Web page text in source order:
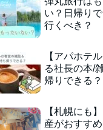
い？日帰り
行くべき？
【アパホテ
る社長の本/
帰りできる？
【札幌にも
産がおすす